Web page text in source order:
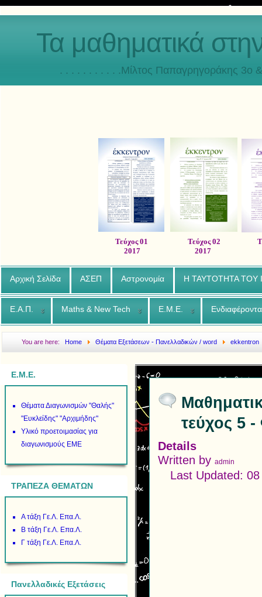
Τα μαθηματικά
. . . . . . . . . . .Μίλτος Παπαγρηγοράκης 3o
Τεύχος 01 Τεύχος 02
2017
2017
Αρχική Σελίδα ΑΣΕΠ Αστρονομία Η ΤΑΥΤΟΤΗΤΑ ΤΟΥ
Ε.Α.Π. Maths & New Tech Ε.Μ.Ε.
You are here:Home Θέματα Εξετάσεων - Πανελλαδικών / word
ekkentron
έκκεντρον - τεύχος 5 - Φεβρουάριος 2020
Ε.Μ.Ε.
Θέματα Διαγωνισμών "Θαλής"
"Ευκλείδης" "Αρχιμήδης"
Υλικό προετοιμασίας για
διαγωνισμούς ΕΜΕ
ΤΡΑΠΕΖΑ ΘΕΜΑΤΩΝ
Α τάξη Γε.Λ. Επα.Λ.
Β τάξη Γε.Λ. Επα.Λ.
Γ τάξη Γε.Λ. Επα.Λ.
Πανελλαδικές Εξετάσεις
τεύχος 5
Details
Written byadmin
Last Updated: